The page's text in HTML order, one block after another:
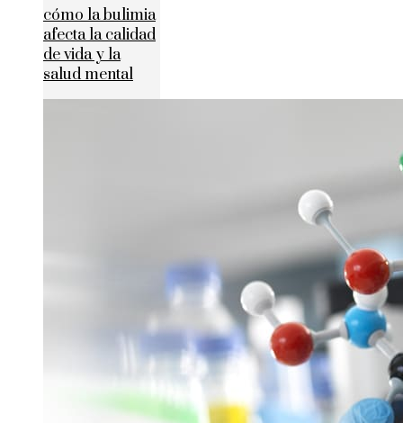
cómo la bulimia
afecta la calidad
de vida y la
salud mental